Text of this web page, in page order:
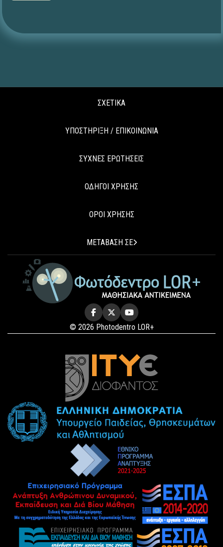
ΣΧΕΤΙΚΑ
ΥΠΟΣΤΗΡΙΞΗ / ΕΠΙΚΟΙΝΩΝΙΑ
ΣΥΧΝΕΣ ΕΡΩΤΗΣΕΙΣ
ΟΔΗΓΟΙ ΧΡΗΣΗΣ
ΟΡΟΙ ΧΡΗΣΗΣ
ΜΕΤΑΒΑΣΗ ΣΕ
© 2026 Photodentro LOR+